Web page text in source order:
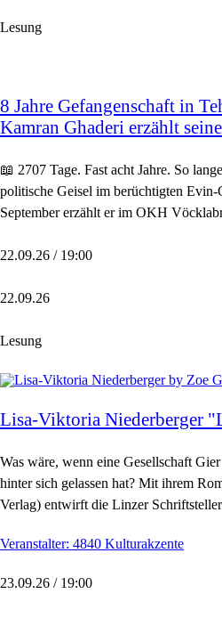
Lesung
8 Jahre Gefangenschaft in
Kamran Ghaderi erzählt
📖 2707 Tage. Fast acht Jahre. So
politische Geisel im berüchtigten Evin-
September erzählt er im OKH
22.09.26 / 19:00
22.09.26
Lesung
Lisa-Viktoria Niederberger
Was wäre, wenn eine Gesellschaft
hinter sich gelassen hat? Mit ihrem
Verlag) entwirft die Linzer
Veranstalter: 4840 Kulturakzente
23.09.26 / 19:00